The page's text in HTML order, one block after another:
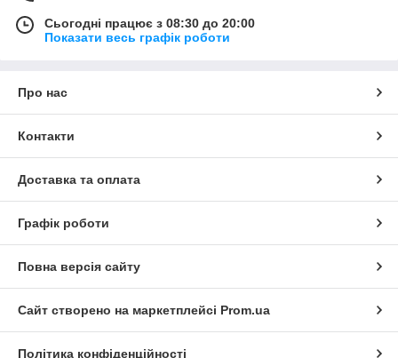
Сьогодні працює з 08:30 до 20:00
Показати весь графік роботи
Про нас
Контакти
Доставка та оплата
Графік роботи
Повна версія сайту
Сайт створено на маркетплейсі Prom.ua
Політика конфіденційності